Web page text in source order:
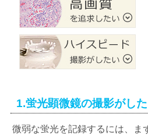
1.蛍光顕微鏡の撮影がし
微弱な蛍光を記録するには、ま